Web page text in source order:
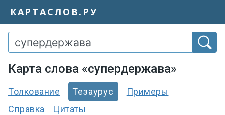
КАРТАСЛОВ.РУ
Карта слова «супердержава»
Толкование Тезаурус
Примеры
Справка
Цитаты